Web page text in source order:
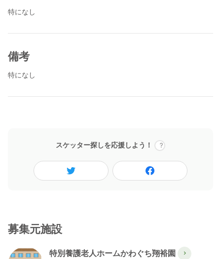
特になし
備考
特になし
スケッター探しを応援しよう！
募集元施設
特別養護老人ホームかわぐち翔裕園